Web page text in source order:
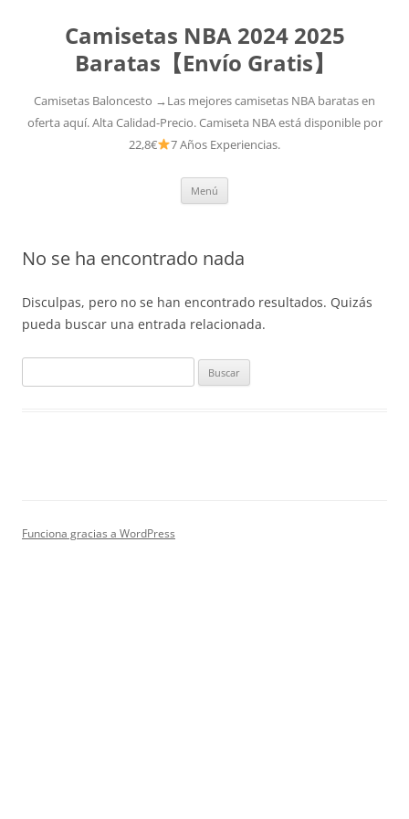
Camisetas NBA 2024 2025
Baratas【Envío Gratis】
Camisetas Baloncesto →Las mejores camisetas NBA baratas en
oferta aquí. Alta Calidad-Precio. Camiseta NBA está disponible por
22,8€
7 Años Experiencias.
Menú
No se ha encontrado nada
Disculpas, pero no se han encontrado resultados. Quizás
pueda buscar una entrada relacionada.
Funciona gracias a WordPress